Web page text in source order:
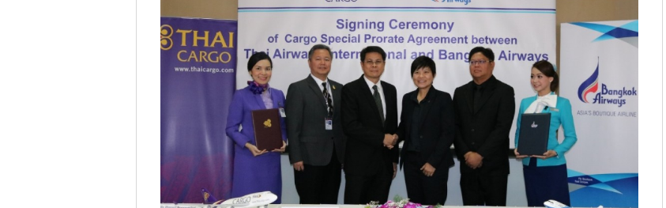
Destination*
--Select--
Flight* Date*
GET SCHEDULE